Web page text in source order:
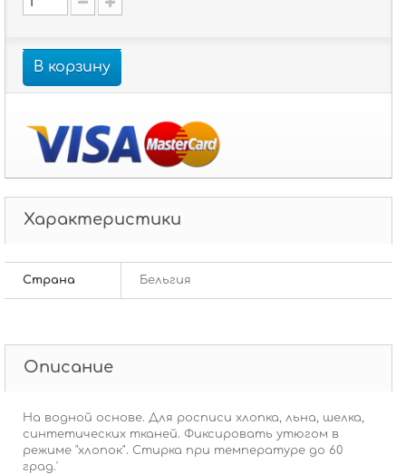
В корзину
Характеристики
Страна Бельгия
Описание
На водной основе. Для росписи хлопка, льна, шелка,
синтетических тканей. Фиксировать утюгом в
режиме "хлопок". Стирка при температуре до 60
град.'